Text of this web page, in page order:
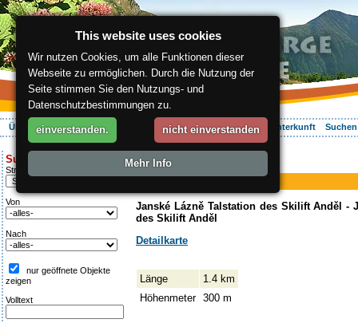
Über die Region Aktiv Erleben Entspannung Ihr Urlaub Unterkunft
Suche:
Streckentipp
Von
Nach
nur geöffnete Objekte
zeigen
Volltext
ergis.cz>Aktiv Erleben> Anděl
Skilift
Anděl
Janské Lázně Talstation des Skilift Anděl -
des Skilift Anděl
Detailkarte
Länge
1.4 km
Höhenmeter 300 m
This website uses cookies
Wir nutzen Cookies, um alle Funktionen dieser
Webseite zu ermöglichen. Durch die Nutzung der
Seite stimmen Sie den Nutzungs- und
Datenschutzbestimmungen zu.
einverstanden. nicht einverstanden
Mehr Info